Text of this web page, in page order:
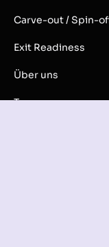
Carve-out / Spin-
Exit Readiness
Über uns
Team